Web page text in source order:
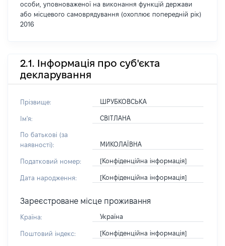
особи, уповноваженої на виконання функцій держави
або місцевого самоврядування (охоплює попередній рік)
2016
2.1. Інформація про суб'єкта
декларування
Прізвище: ШРУБКОВСЬКА
Ім'я: СВІТЛАНА
По батькові (за
наявності):
МИКОЛАЇВНА
Податковий номер: [Конфіденційна інформація]
Дата народження: [Конфіденційна інформація]
Зареєстроване місце проживання
Країна: Україна
Поштовий індекс: [Конфіденційна інформація]